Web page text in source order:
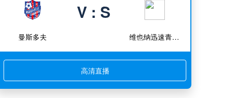
曼斯多夫
V : S
维也纳迅速青年队
高清直播